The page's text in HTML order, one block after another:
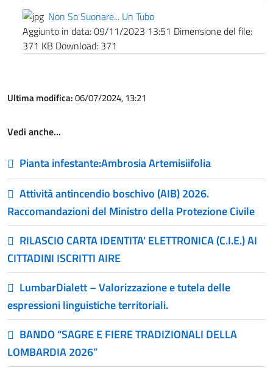
Non So Suonare... Un Tubo
Aggiunto in data:09/11/2023 13:51 Dimensione del file:
371 KB Download: 371
Ultima modifica:06/07/2024, 13:21
Vedi anche…
Pianta infestante:Ambrosia Artemisiifolia
Attività antincendio boschivo (AIB) 2026.
Raccomandazioni del Ministro della Protezione Civile
RILASCIO CARTA IDENTITA’ ELETTRONICA (C.I.E.) AI
CITTADINI ISCRITTI AIRE
LumbarDialett – Valorizzazione e tutela delle
espressioni linguistiche territoriali.
BANDO “SAGRE E FIERE TRADIZIONALI DELLA
LOMBARDIA 2026”